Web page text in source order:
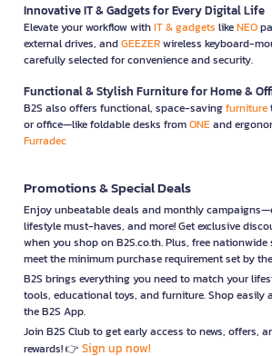
Innovative IT & Gadgets for Every Digital Life
Elevate your workflow withIT & gadgets likeNEO
external drives, andGEEZERwireless keyboard-
carefully selected for convenience and security.
Functional & Stylish Furniture for Home &
B2S also offers functional, space-savingfurniture
or office—like foldable desks fromONEand
Furradec
Promotions & Special Deals
Enjoy unbeatable deals and monthly
lifestyle must-haves, and more! Get exclusive
when you shop on B2S.co.th. Plus, free
meet the minimum purchase requirement set by
B2S brings everything you need to match your
tools, educational toys, and furniture. Shop easily
the B2S App.
Join B2S Club to get early access to news, offers,
rewards! 👉 Sign up now!